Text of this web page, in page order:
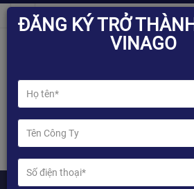
ĐĂNG KÝ TRỞ
VINAGO